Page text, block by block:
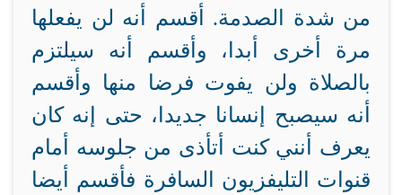
من شدة الصدمة. أقسم أنه لن يفعلها
مرة أخرى أبدا، وأقسم أنه سيلتزم
بالصلاة ولن يفوت فرضا منها وأقسم
أنه سيصبح إنسانا جديدا، حتى إنه كان
يعرف أنني كنت أتأذى من جلوسه أمام
قنوات التليفزيون السافرة فأقسم أيضا